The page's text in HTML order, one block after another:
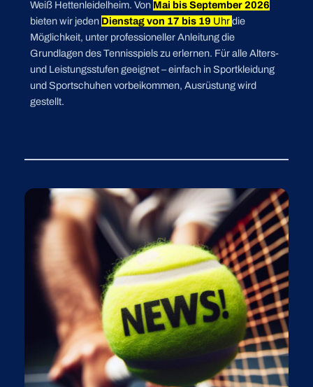
Weiß Hettenleidelheim. Von Mai bis September 2026
bieten wir jeden Dienstag von 17 bis 19 Uhrdie
Möglichkeit, unter professioneller Anleitung die
Grundlagen des Tennisspiels zu erlernen. Für alle Alters-
und Leistungsstufen geeignet – einfach in Sportkleidung
und Sportschuhen vorbeikommen, Ausrüstung wird
gestellt.